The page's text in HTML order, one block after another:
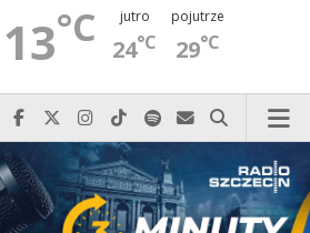
13°C jutro
24°C
pojutrze
29°C
Najlepiej po prostu do nas zadzwoń
Odwiedź nas na Facebook-u
Odwiedź nas na X
Odwiedź nas na Instagram-ie
Odwiedź nas na TikTok-u
Szukaj nas na Spotify
Wyślij do nas
Szukaj